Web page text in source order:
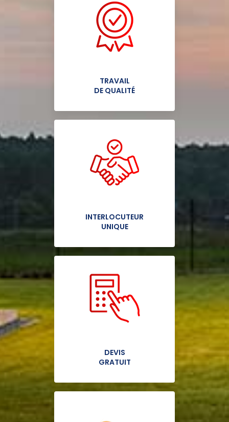
TRAVAIL
DE QUALITÉ
INTERLOCUTEUR
UNIQUE
DEVIS
GRATUIT